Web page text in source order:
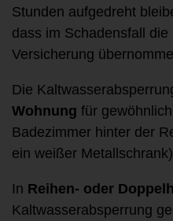
Stunden aufgedreht
dass im Schadensfall
Versicherung
Die
Wohnung für
Badezimmer hinter der
ein weißer
In Reihen- oder
Kaltwasserabsperrung